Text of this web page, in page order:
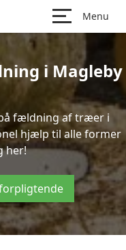
Menu
i Magleby
fældning af træer i
hjælp til alle former
her!